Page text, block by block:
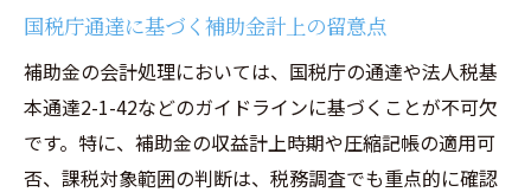
国税庁通達に基づく補助金計上の留意点
補助金の会計処理においては、国税庁の通達や法人税基
本通達2-1-42などのガイドラインに基づくことが不可欠
です。特に、補助金の収益計上時期や圧縮記帳の適用可
否、課税対象範囲の判断は、税務調査でも重点的に確認